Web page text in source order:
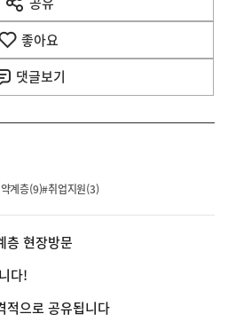
열
기
좋아요
댓글보기
계층(9)#취업지원(3)
층 현장방문
다!
적으로 공유됩니다